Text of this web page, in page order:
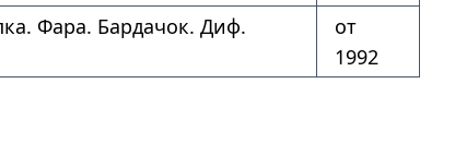
Фара. Бардачок. Диф.
от
1992